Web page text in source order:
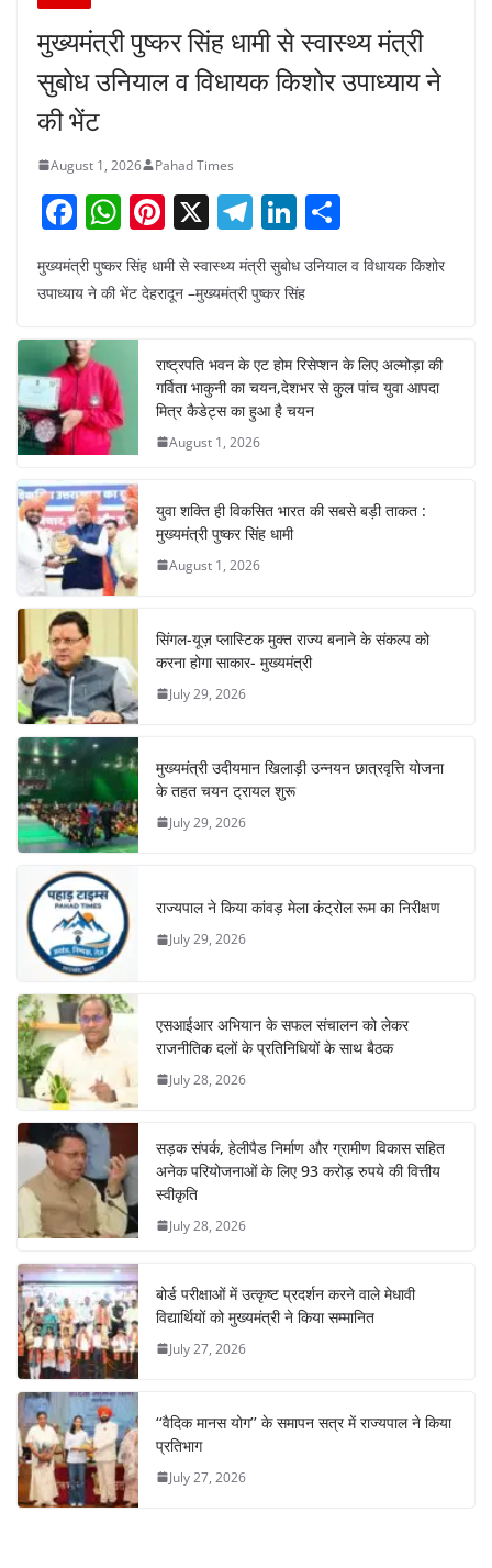
मुख्यमंत्री पुष्कर सिंह धामी से स्वास्थ्य मंत्री
सुबोध उनियाल व विधायक किशोर उपाध्याय ने
की भेंट
August 1, 2026 Pahad Times
F
a
c
b
o
o
k
W
h
at
A
p
p
Pi
nt
er
e
st
X T
el
e
gr
a
m
Li
n
k
dI
n
ar
मुख्यमंत्री पुष्कर सिंह धामी से स्वास्थ्य मंत्री सुबोध उनियाल व विधायक किशोर
उपाध्याय ने की भेंट देहरादून –मुख्यमंत्री पुष्कर सिंह
राष्ट्रपति भवन के एट होम रिसेप्शन के लिए अल्मोड़ा की
गर्विता भाकुनी का चयन,देशभर से कुल पांच युवा आपदा
मित्र कैडेट्स का हुआ है चयन
August 1, 2026
युवा शक्ति ही विकसित भारत की सबसे बड़ी ताकत :
मुख्यमंत्री पुष्कर सिंह धामी
August 1, 2026
सिंगल-यूज़ प्लास्टिक मुक्त राज्य बनाने के संकल्प को
करना होगा साकार- मुख्यमंत्री
July 29, 2026
मुख्यमंत्री उदीयमान खिलाड़ी उन्नयन छात्रवृत्ति योजना
के तहत चयन ट्रायल शुरू
July 29, 2026
राज्यपाल ने किया कांवड़ मेला कंट्रोल रूम का निरीक्षण
July 29, 2026
एसआईआर अभियान के सफल संचालन को लेकर
राजनीतिक दलों के प्रतिनिधियों के साथ बैठक
July 28, 2026
सड़क संपर्क, हेलीपैड निर्माण और ग्रामीण विकास सहित
अनेक परियोजनाओं के लिए 93 करोड़ रुपये की वित्तीय
स्वीकृति
July 28, 2026
बोर्ड परीक्षाओं में उत्कृष्ट प्रदर्शन करने वाले मेधावी
विद्यार्थियों को मुख्यमंत्री ने किया सम्मानित
July 27, 2026
‘‘वैदिक मानस योग’’ के समापन सत्र में राज्यपाल ने किया
प्रतिभाग
July 27, 2026